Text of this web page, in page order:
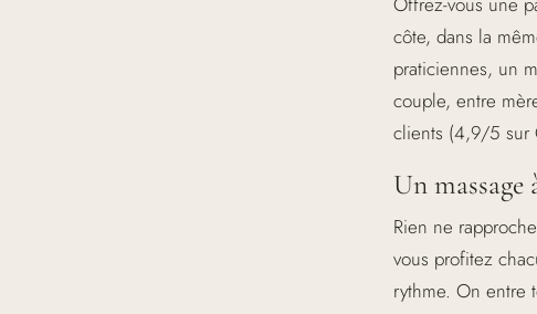
côte, dans la
praticiennes, un
couple, entre
clients (4,9/5 sur
Un
Rien ne
vous profitez
rythme. On entre